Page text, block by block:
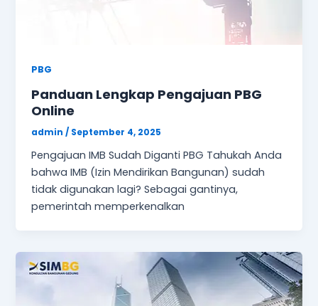
PBG
Panduan Lengkap Pengajuan PBG
Online
admin/ September 4, 2025
Pengajuan IMB Sudah Diganti PBG Tahukah Anda
bahwa IMB (Izin Mendirikan Bangunan) sudah
tidak digunakan lagi? Sebagai gantinya,
pemerintah memperkenalkan